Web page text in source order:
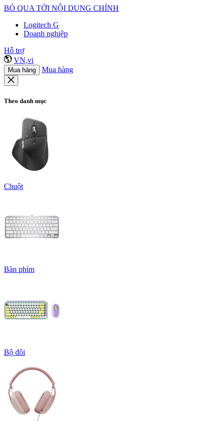
BỎ QUA TỚI NỘI DUNG CHÍNH
Logitech G
Doanh nghiệp
Hỗ trợ
VN,vi
Mua hàng Mua hàng
Theo danh mục
Chuột
Bàn phím
Bộ đôi